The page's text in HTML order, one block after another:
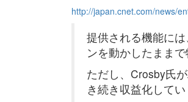
http://japan.cnet.com/news/
提供される機能に
ンを動かしたまま
ただし、Crosby氏
き続き収益化して